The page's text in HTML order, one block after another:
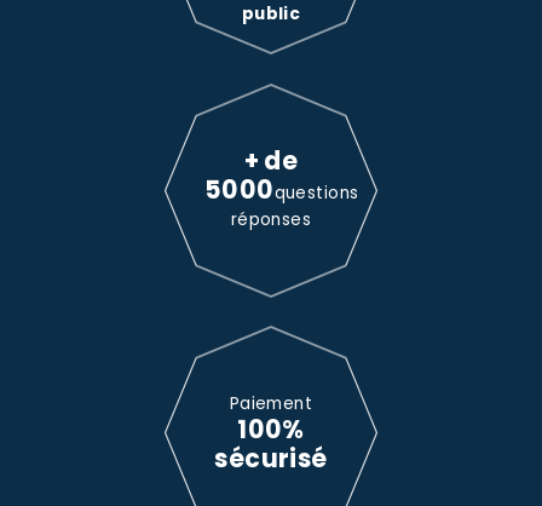
public
+ de
5000questions
réponses
Paiement
100%
sécurisé